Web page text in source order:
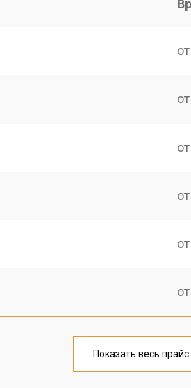
Показать весь прайс